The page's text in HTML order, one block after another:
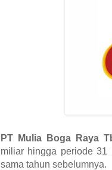
PT Mulia Boga Raya
miliar hingga periode
sama tahun sebelumnya.